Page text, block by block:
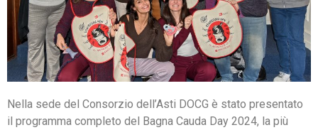
Nella sede del Consorzio dell’Asti DOCG è stato presentato
il programma completo del Bagna Cauda Day 2024, la più